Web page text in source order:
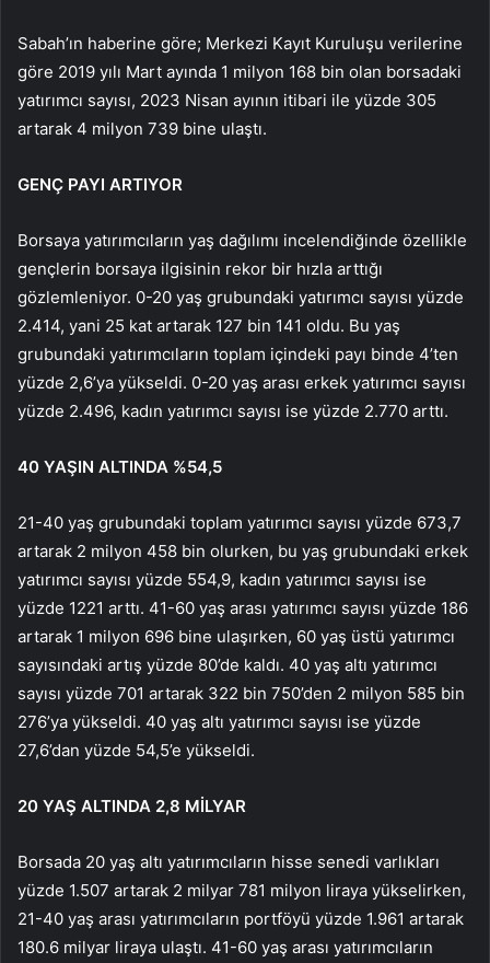
Sabah’ın haberine göre; Merkezi Kayıt Kuruluşu verilerine
göre 2019 yılı Mart ayında 1 milyon 168 bin olan borsadaki
yatırımcı sayısı, 2023 Nisan ayının itibari ile yüzde 305
artarak 4 milyon 739 bine ulaştı.
GENÇ PAYI ARTIYOR
Borsaya yatırımcıların yaş dağılımı incelendiğinde özellikle
gençlerin borsaya ilgisinin rekor bir hızla arttığı
gözlemleniyor. 0-20 yaş grubundaki yatırımcı sayısı yüzde
2.414, yani 25 kat artarak 127 bin 141 oldu. Bu yaş
grubundaki yatırımcıların toplam içindeki payı binde 4’ten
yüzde 2,6’ya yükseldi. 0-20 yaş arası erkek yatırımcı sayısı
yüzde 2.496, kadın yatırımcı sayısı ise yüzde 2.770 arttı.
40 YAŞIN ALTINDA %54,5
21-40 yaş grubundaki toplam yatırımcı sayısı yüzde 673,7
artarak 2 milyon 458 bin olurken, bu yaş grubundaki erkek
yatırımcı sayısı yüzde 554,9, kadın yatırımcı sayısı ise
yüzde 1221 arttı. 41-60 yaş arası yatırımcı sayısı yüzde 186
artarak 1 milyon 696 bine ulaşırken, 60 yaş üstü yatırımcı
sayısındaki artış yüzde 80’de kaldı. 40 yaş altı yatırımcı
sayısı yüzde 701 artarak 322 bin 750’den 2 milyon 585 bin
276’ya yükseldi. 40 yaş altı yatırımcı sayısı ise yüzde
27,6’dan yüzde 54,5’e yükseldi.
20 YAŞ ALTINDA 2,8 MİLYAR
Borsada 20 yaş altı yatırımcıların hisse senedi varlıkları
yüzde 1.507 artarak 2 milyar 781 milyon liraya yükselirken,
21-40 yaş arası yatırımcıların portföyü yüzde 1.961 artarak
180.6 milyar liraya ulaştı. 41-60 yaş arası yatırımcıların